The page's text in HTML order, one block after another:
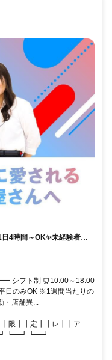
4時間～OK✨未経験者・
時間に安定して高時給で
シフト制 ⏰10:00～18:00
日のみOK ※1週間当たりの
・店舗異...
┃┃定┃┃レ┃┃ア